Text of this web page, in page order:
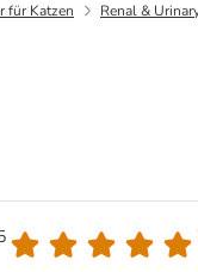
für Katzen Renal &